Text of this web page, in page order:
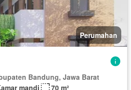
Perumahan
Bandung, Jawa Barat
mandi
70 m²